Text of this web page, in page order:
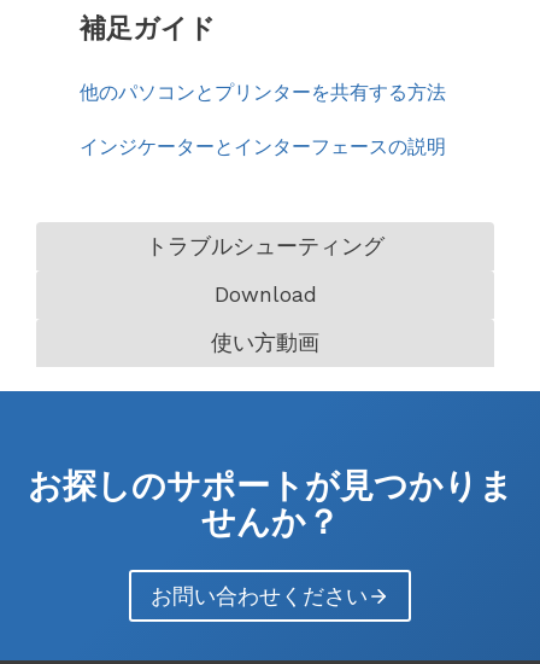
補足ガイド
他のパソコンとプリンターを共有する方法
インジケーターとインターフェースの説明
トラブルシューティング
Download
使い方動画
お探しのサポートが見つかりま
せんか？
お問い合わせください